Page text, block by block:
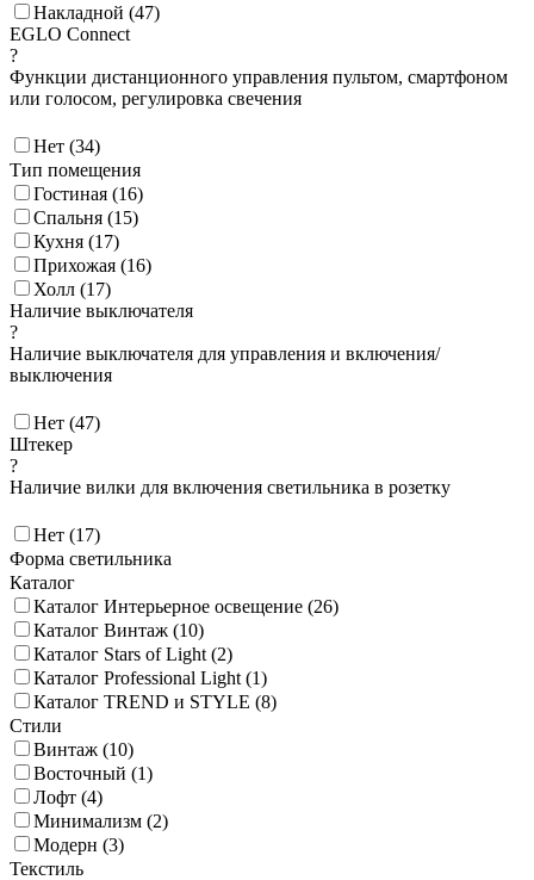
Накладной (47)
EGLO Connect
?
Функции дистанционного управления пультом, смартфоном
или голосом, регулировка свечения
Нет (34)
Тип помещения
Гостиная (16)
Спальня (15)
Кухня (17)
Прихожая (16)
Холл (17)
Наличие выключателя
?
Наличие выключателя для управления и включения/
выключения
Нет (47)
Штекер
?
Наличие вилки для включения светильника в розетку
Нет (17)
Форма светильника
Каталог
Каталог Интерьерное освещение (26)
Каталог Винтаж (10)
Каталог Stars of Light (2)
Каталог Professional Light (1)
Каталог TREND и STYLE (8)
Стили
Винтаж (10)
Восточный (1)
Лофт (4)
Минимализм (2)
Модерн (3)
Текстиль